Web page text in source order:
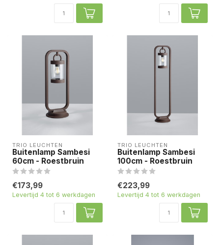
TRIO LEUCHTEN
Buitenlamp Sambesi
60cm - Roestbruin
€173,99
Levertijd 4 tot 6 werkdagen
TRIO LEUCHTEN
Buitenlamp Sambesi
100cm - Roestbruin
€223,99
Levertijd 4 tot 6 werkdagen